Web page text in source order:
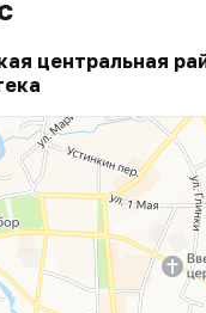
центральная